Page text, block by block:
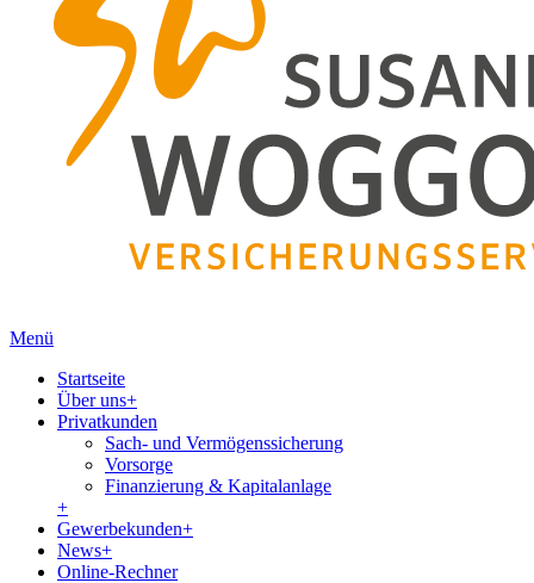
Menü
Startseite
Über uns+
Privatkunden
Sach- und Vermögenssicherung
Vorsorge
Finanzierung & Kapitalanlage
+
Gewerbekunden+
News+
Online-Rechner